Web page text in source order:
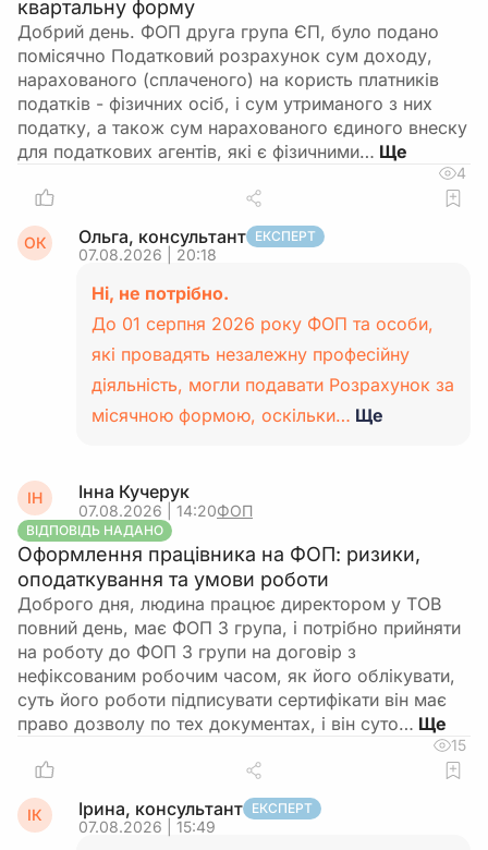
квартальну форму
Добрий день. ФОП друга група ЄП, було подано
помісячно Податковий розрахунок сум доходу,
нарахованого (сплаченого) на користь платників
податків - фізичних осіб, і сум утриманого з них
податку, а також сум нарахованого єдиного внеску
для податкових агентів, які є фізичними…
4
ОК Ольга, консультант ЕКСПЕРТ
07.08.2026 | 20:18
Ні, не потрібно.
До 01 серпня 2026 року ФОП та особи,
які провадять незалежну професійну
діяльність, могли подавати Розрахунок за
місячною формою, оскільки… Ще
ІН Інна Кучерук
07.08.2026 | 14:20ФОП
ВІДПОВІДЬ НАДАНО
Оформлення працівника на ФОП: ризики,
оподаткування та умови роботи
Доброго дня, людина працює директором у ТОВ
повний день, має ФОП 3 група, і потрібно прийняти
на роботу до ФОП 3 групи на договір з
нефіксованим робочим часом, як його облікувати,
суть його роботи підписувати сертифікати він має
право дозволу по тех документах, і він суто…
15
ІК Ірина, консультант ЕКСПЕРТ
07.08.2026 | 15:49